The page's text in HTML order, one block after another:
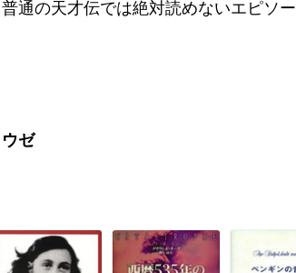
通の天才伝では絶対読めないエピソー
ゼ